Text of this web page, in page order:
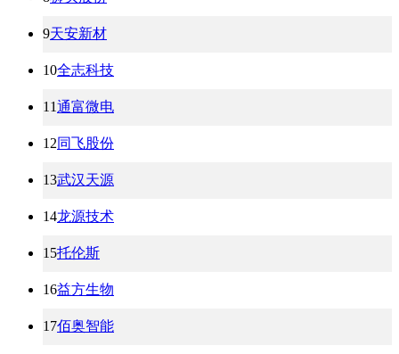
9天安新材
10全志科技
11通富微电
12同飞股份
13武汉天源
14龙源技术
15托伦斯
16益方生物
17佰奥智能